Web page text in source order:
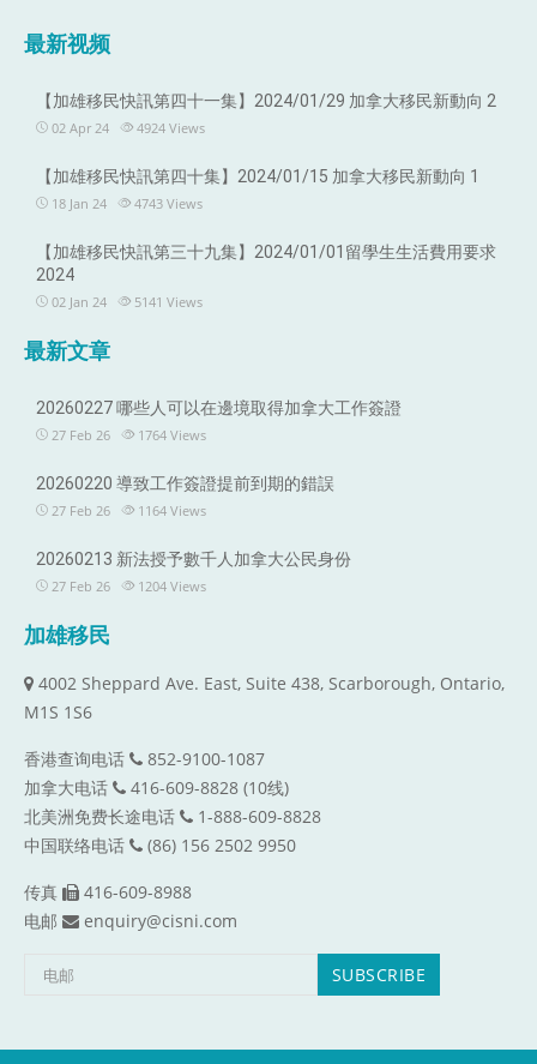
最新视频
【加雄移民快訊第四十一集】2024/01/29 加拿大移民新動向 2
02 Apr 24 4924 Views
【加雄移民快訊第四十集】2024/01/15 加拿大移民新動向 1
18 Jan 24 4743 Views
【加雄移民快訊第三十九集】2024/01/01留學生生活費用要求
2024
02 Jan 24 5141 Views
最新文章
20260227 哪些人可以在邊境取得加拿大工作簽證
27 Feb 26 1764 Views
20260220 導致工作簽證提前到期的錯誤
27 Feb 26 1164 Views
20260213 新法授予數千人加拿大公民身份
27 Feb 26 1204 Views
加雄移民
4002 Sheppard Ave. East, Suite 438, Scarborough, Ontario,
M1S 1S6
香港查询电话
852-9100-1087
加拿大电话
416-609-8828 (10线)
北美洲免费长途电话
1-888-609-8828
中国联络电话
(86) 156 2502 9950
传真
416-609-8988
电邮
enquiry@cisni.com